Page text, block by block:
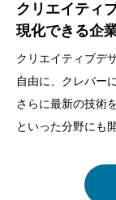
クリエイティ
現化できる企業
クリエイティブデ
自由に、クレバー
さらに最新の技術
といった分野にも
”少し先の未
り組んでいま
もう少し先だと思
たちで作り出すこ
WEBコンテン
あげて。
他社にできない価
う企業として努力